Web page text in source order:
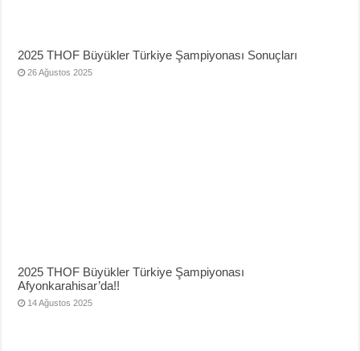
2025 THOF Büyükler Türkiye Şampiyonası Sonuçları
26 Ağustos 2025
2025 THOF Büyükler Türkiye Şampiyonası
Afyonkarahisar’da!!
14 Ağustos 2025